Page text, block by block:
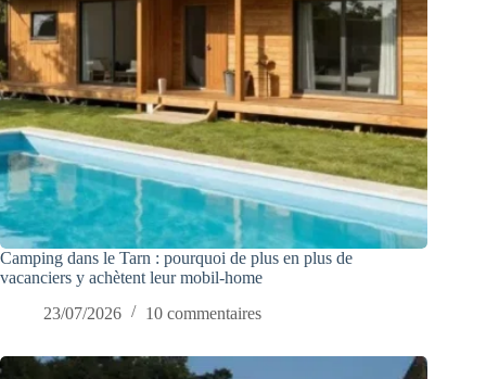
Camping dans le Tarn : pourquoi de plus en plus de
vacanciers y achètent leur mobil-home
23/07/2026
10 commentaires